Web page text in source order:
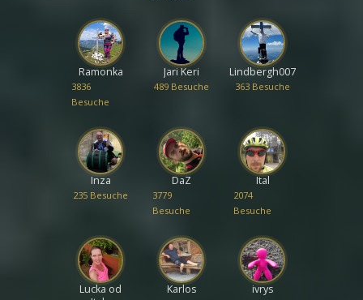
Ramonka
3836
Besuche
Jari Keri
489 Besuche
Lindbergh007
363 Besuche
Inza
235 Besuche
DaZ
3779
Besuche
Ital
2074
Besuche
Lucka od
Karlos ivrys